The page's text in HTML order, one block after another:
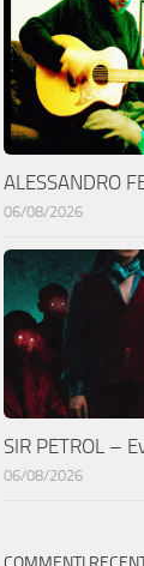
ALESSANDRO
06/08/2026
SIR PETROL –
06/08/2026